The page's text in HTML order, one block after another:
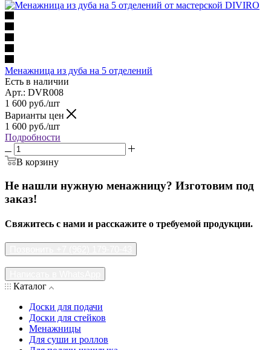
Менажница из дуба на 5 отделений
Есть в наличии
Арт.: DVR008
1 600 руб./шт
Варианты цен
1 600 руб./шт
Подробности
В корзину
Не нашли нужную менажницу? Изготовим под
заказ!
Свяжитесь с нами и расскажите о требуемой продукции.
Каталог
Доски для подачи
Доски для стейков
Менажницы
Для суши и роллов